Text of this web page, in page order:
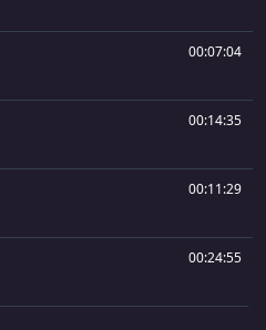
00:07:04
00:14:35
00:11:29
00:24:55